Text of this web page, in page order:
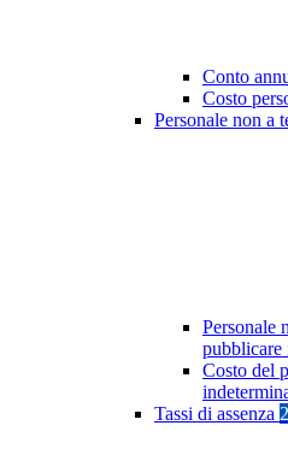
Conto
Costo
Personale non a
Personale
pubblicare
Costo del
Tassi di assenza